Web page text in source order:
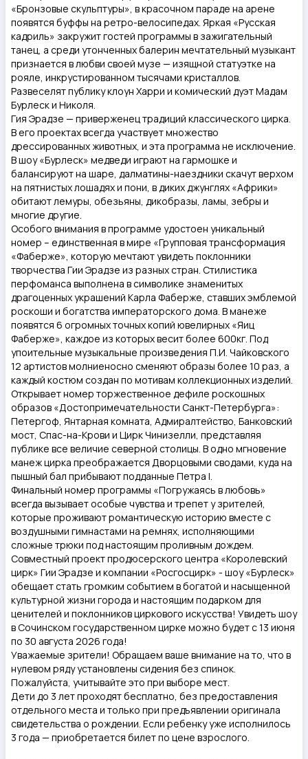
«Бронзовые скульптуры», в красочном параде на арене
появятся буффы на ретро-велосипедах. Яркая «Русская
кадриль» закружит гостей программы в зажигательный
танец, а среди утонченных балерин мечтательный музыкант
признается в любви своей музе — изящной статуэтке на
рояле, инкрустированном тысячами кристаллов.
Развеселят публику клоун Харри и комический дуэт Мадам
Бурлеск и Николя.
Гия Эрадзе — приверженец традиций классического цирка.
В его проектах всегда участвует множество
дрессированных животных, и эта программа не исключение.
В шоу «Бурлеск» медведи играют на гармошке и
балансируют на шаре, далматины-наездники скачут верхом
на пятнистых лошадях и пони, в диких джунглях «Африки»
обитают лемуры, обезьяны, дикобразы, ламы, зебры и
многие другие.
Особого внимания в программе удостоен уникальный
номер – единственная в мире «Групповая трансформация
«Фаберже», которую мечтают увидеть поклонники
творчества Гии Эрадзе из разных стран. Стилистика
перфоманса выполнена в символике знаменитых
драгоценных украшений Карла Фаберже, ставших эмблемой
роскоши и богатства императорского дома. В манеже
появятся 6 огромных точных копий ювелирных «Яиц
Фаберже», каждое из которых весит более 600кг. Под
упоительные музыкальные произведения П.И. Чайковского
12 артистов молниеносно сменяют образы более 10 раз, а
каждый костюм создан по мотивам коллекционных изделий.
Открывает номер торжественное дефиле роскошных
образов «Достопримечательности Санкт-Петербурга»:
Петергоф, Янтарная комната, Адмиралтейство, Банковский
мост, Спас-на-Крови и Цирк Чинизелли, представляя
публике все величие северной столицы. В одно мгновение
манеж цирка преображается Дворцовыми сводами, куда на
пышный бал прибывают подданные Петра I.
Финальный номер программы «Погружаясь в любовь»
всегда вызывает особые чувства и трепет у зрителей,
которые проживают романтическую историю вместе с
воздушными гимнастами на ремнях, исполняющими
сложные трюки под настоящим проливным дождем.
Совместный проект продюсерского центра «Королевский
цирк» Гии Эрадзе и компании «Росгосцирк» - шоу «Бурлеск»
обещает стать громким событием в богатой и насыщенной
культурной жизни города и настоящим подарком для
ценителей и поклонников циркового искусства! Увидеть шоу
в Сочинском государственном цирке можно будет с 13 июня
по 30 августа 2026 года!
Уважаемые зрители! Обращаем ваше внимание на то, что в
нулевом ряду установлены сидения без спинок.
Пожалуйста, учитывайте это при выборе мест.
Дети до 3 лет проходят бесплатно, без предоставления
отдельного места и только при предъявлении оригинала
свидетельства о рождении. Если ребенку уже исполнилось
3 года — приобретается билет по цене взрослого.